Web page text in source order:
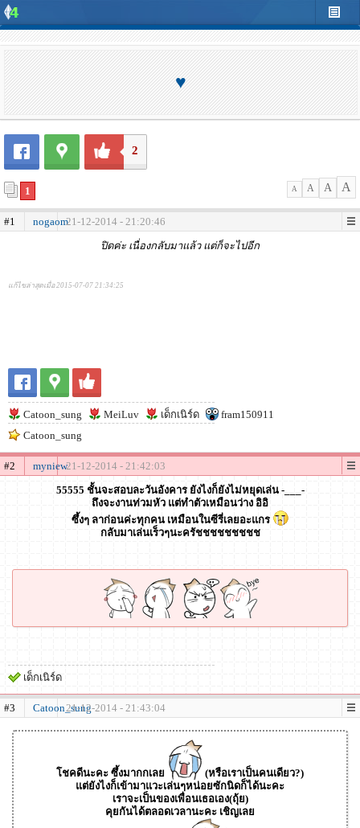
♥
2
1 A A A A
#1 nogaom21-12-2014 - 21:20:46
ปิดค่ะ เนื่องกลับมาแล้ว แต่ก็จะไปอีก
แก้ไขล่าสุดเมื่อ 2015-07-07 21:34:25
Catoon_sung MeiLuv เด็กเนิร์ด
fram150911
Catoon_sung
#2 myniew21-12-2014 - 21:42:03
55555 ชั้นจะสอบละวันอังคาร ยังไงก็ยังไม่หยุดเล่น -___-
ถึงจะงานท่วมหัว แต่ทำตัวเหมือนว่าง อิอิ
ซึ้งๆ ลาก่อนค่ะทุกคน เหมือนในซีรี่เลยอะแกร
กลับมาเล่นเร็วๆนะครัชชชชชชชชช
เด็กเนิร์ด
#3 Catoon_sung21-12-2014 - 21:43:04
โชคดีนะคะ ซึ้งมากกเลย
(หรือเราเป็นคนเดียว?)
แต่ยังไงก็เข้ามาแวะเล่นๆหน่อยซักนิดก็ได้นะคะ
เราจะเป็นของเพื่อนเธอเอง(ถุ้ย)
คุยกันได้ตลอดเวลานะคะ เชิญเลย